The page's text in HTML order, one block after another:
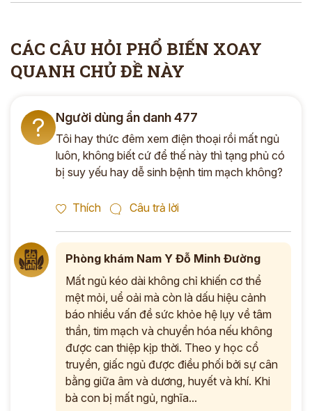
CÁC CÂU HỎI PHỔ BIẾN XOAY
QUANH CHỦ ĐỀ NÀY
? Người dùng ẩn danh 477
Tôi hay thức đêm xem điện thoại rồi mất ngủ
luôn, không biết cứ để thế này thì tạng phủ có
bị suy yếu hay dễ sinh bệnh tim mạch không?
Thích Câu trả lời
Phòng khám Nam Y Đỗ Minh Đường
Mất ngủ kéo dài không chỉ khiến cơ thể
mệt mỏi, uể oải mà còn là dấu hiệu cảnh
báo nhiều vấn đề sức khỏe hệ lụy về tâm
thần, tim mạch và chuyển hóa nếu không
được can thiệp kịp thời. Theo y học cổ
truyền, giấc ngủ được điều phối bởi sự cân
bằng giữa âm và dương, huyết và khí. Khi
bà con bị mất ngủ, nghĩa...